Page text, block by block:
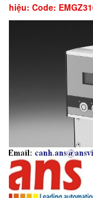
hiệu: Code: